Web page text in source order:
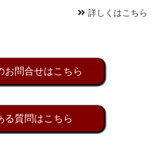
詳しくはこちら
お問合せはこちら
る質問はこちら